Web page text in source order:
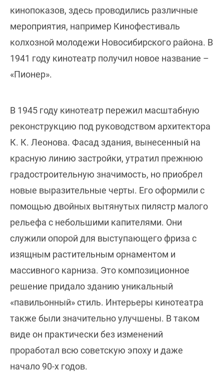
кинопоказов, здесь проводились различные
мероприятия, например Кинофестиваль
колхозной молодежи Новосибирского района. В
1941 году кинотеатр получил новое название –
«Пионер».
В 1945 году кинотеатр пережил масштабную
реконструкцию под руководством архитектора
К. К. Леонова. Фасад здания, вынесенный на
красную линию застройки, утратил прежнюю
градостроительную значимость, но приобрел
новые выразительные черты. Его оформили с
помощью двойных вытянутых пилястр малого
рельефа с небольшими капителями. Они
служили опорой для выступающего фриза с
изящным растительным орнаментом и
массивного карниза. Это композиционное
решение придало зданию уникальный
«павильонный» стиль. Интерьеры кинотеатра
также были значительно улучшены. В таком
виде он практически без изменений
проработал всю советскую эпоху и даже
начало 90-х годов.